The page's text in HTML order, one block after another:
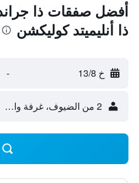
أفضل صفقات ذا
ذا أنليميتد كوليكشن
خ 13/8 -
2 من الضيوف، غرفة واحدة